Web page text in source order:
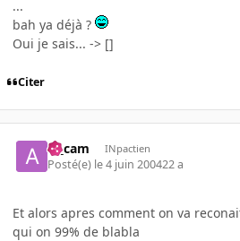
...
bah ya déjà ?
Oui je sais... -> []
Citer
al_cam INpactien
Posté(e) le 4 juin 200422 a
Et alors apres comment on va
qui on 99% de blabla